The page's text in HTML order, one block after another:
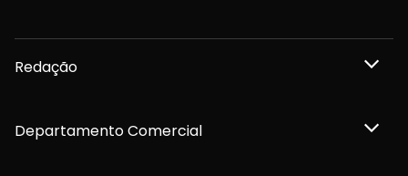
Redação
Departamento Comercial